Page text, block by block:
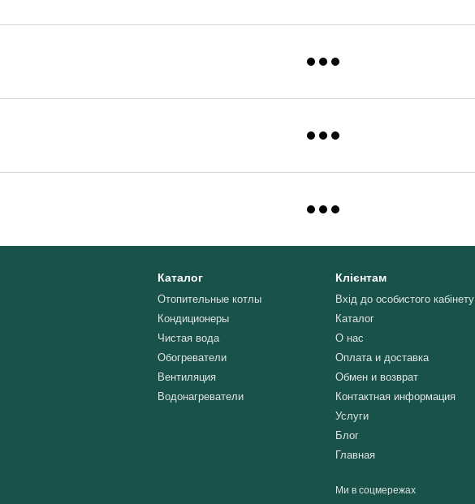
Каталог
Отопительные котлы
Кондиционеры
Чистая вода
Обогреватели
Вентиляция
Водонагреватели
Клієнтам
Вхід до особистого кабінету
Каталог
О нас
Оплата и доставка
Обмен и возврат
Контактная информация
Услуги
Блог
Главная
Ми в соцмережах